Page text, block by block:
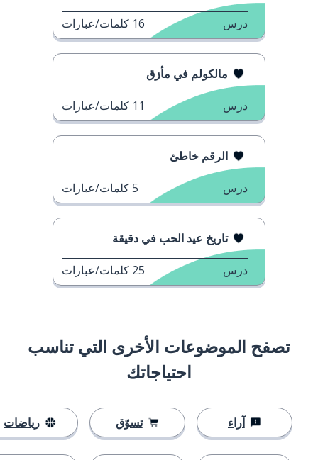
درس 16 كلمات/عبارات
مالكولم في مأزق
درس 11 كلمات/عبارات
الرقم خاطئ
درس 5كلمات/عبارات
تاريخ عيد الحب في دقيقة
درس 25 كلمات/عبارات
تصفح الموضوعات الأخرى التي تناسب
احتياجاتك
آراء تسوّق رياضات